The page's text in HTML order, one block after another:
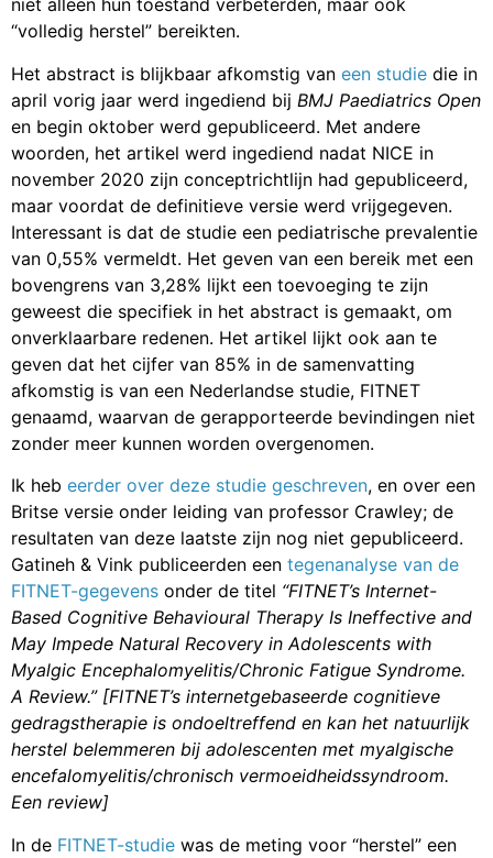
niet alleen hun toestand verbeterden, maar ook
“volledig herstel” bereikten.
Het abstract is blijkbaar afkomstig van een studie die in
april vorig jaar werd ingediend bij BMJ Paediatrics Open
en begin oktober werd gepubliceerd. Met andere
woorden, het artikel werd ingediend nadat NICE in
november 2020 zijn conceptrichtlijn had gepubliceerd,
maar voordat de definitieve versie werd vrijgegeven.
Interessant is dat de studie een pediatrische prevalentie
van 0,55% vermeldt. Het geven van een bereik met een
bovengrens van 3,28% lijkt een toevoeging te zijn
geweest die specifiek in het abstract is gemaakt, om
onverklaarbare redenen. Het artikel lijkt ook aan te
geven dat het cijfer van 85% in de samenvatting
afkomstig is van een Nederlandse studie, FITNET
genaamd, waarvan de gerapporteerde bevindingen niet
zonder meer kunnen worden overgenomen.
Ik heb eerder over deze studie geschreven, en over een
Britse versie onder leiding van professor Crawley; de
resultaten van deze laatste zijn nog niet gepubliceerd.
Gatineh & Vink publiceerden een tegenanalyse van de
FITNET-gegevens onder de titel “FITNET’s Internet-
Based Cognitive Behavioural Therapy Is Ineffective and
May Impede Natural Recovery in Adolescents with
Myalgic Encephalomyelitis/Chronic Fatigue Syndrome.
A Review.” [FITNET’s internetgebaseerde cognitieve
gedragstherapie is ondoeltreffend en kan het natuurlijk
herstel belemmeren bij adolescenten met myalgische
encefalomyelitis/chronisch vermoeidheidssyndroom.
Een review]
In de FITNET-studie was de meting voor “herstel” een